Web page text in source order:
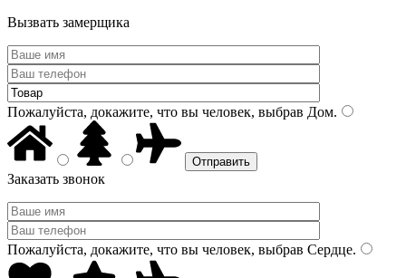
Вызвать замерщика
Пожалуйста, докажите, что вы человек, выбрав Дом.
Заказать звонок
Пожалуйста, докажите, что вы человек, выбрав Сердце.